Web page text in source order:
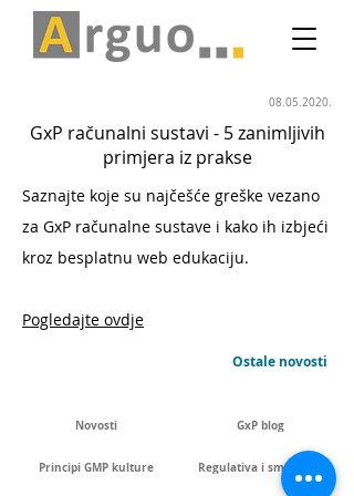
08.05.2020.
GxP računalni sustavi - 5 zanimljivih
primjera iz prakse
Saznajte koje su najčešće greške vezano
za GxP računalne sustave i kako ih izbjeći
kroz besplatnu web edukaciju.
Pogledajte ovdje
Ostale novosti
Novosti
Principi GMP kulture
GxP blog
Regulativa i smjernice